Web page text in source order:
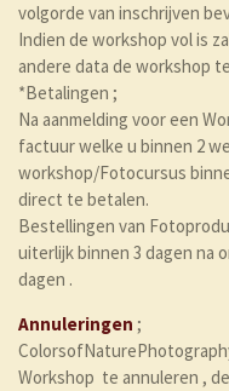
volgorde van inschrijven
Indien de workshop vol is
andere data de workshop
*Betalingen ;
Na aanmelding voor een
factuur welke u binnen 2
workshop/Fotocursus
direct te betalen.
Bestellingen van
uiterlijk binnen 3 dagen na
dagen .
Annuleringen ;
Workshop te annuleren ,